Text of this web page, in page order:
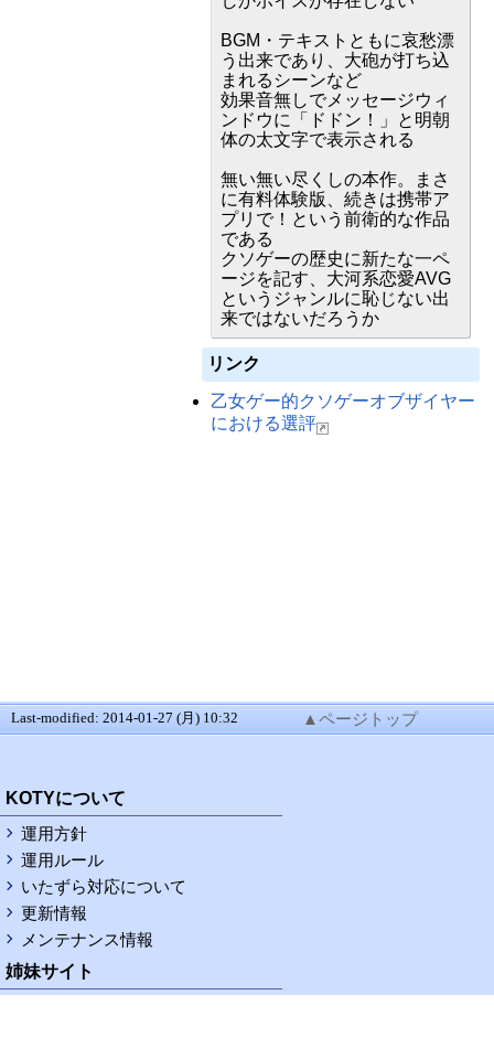
BGM・テキストともに哀愁漂
う出来であり、大砲が打ち込
まれるシーンなど
効果音無しでメッセージウィ
ンドウに「ドドン！」と明朝
体の太文字で表示される
無い無い尽くしの本作。まさ
に有料体験版、続きは携帯ア
プリで！という前衛的な作品
である
クソゲーの歴史に新たな一ペ
ージを記す、大河系恋愛AVG
というジャンルに恥じない出
来ではないだろうか
リンク
乙女ゲー的クソゲーオブザイヤー
における選評
Last-modified: 2014-01-27 (月) 10:32 ▲ページトップ
KOTYについて
運用方針
運用ルール
いたずら対応について
更新情報
メンテナンス情報
姉妹サイト